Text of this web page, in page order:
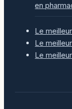
en
Le
Le
Le